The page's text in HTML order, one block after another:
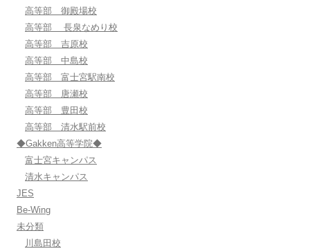
高等部 御殿場校
高等部 長泉なめり校
高等部 吉原校
高等部 中島校
高等部 富士宮駅南校
高等部 唐瀬校
高等部 豊田校
高等部 清水駅前校
◆Gakken高等学院◆
富士宮キャンパス
清水キャンパス
JES
Be-Wing
未分類
川島田校